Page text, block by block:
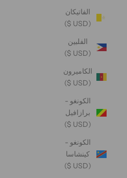
الفاتيكان
(USD $)
الفلبين
(USD $)
الكاميرون
(USD $)
الكونغو -
برازافيل
(USD $)
الكونغو -
كينشاسا
(USD $)